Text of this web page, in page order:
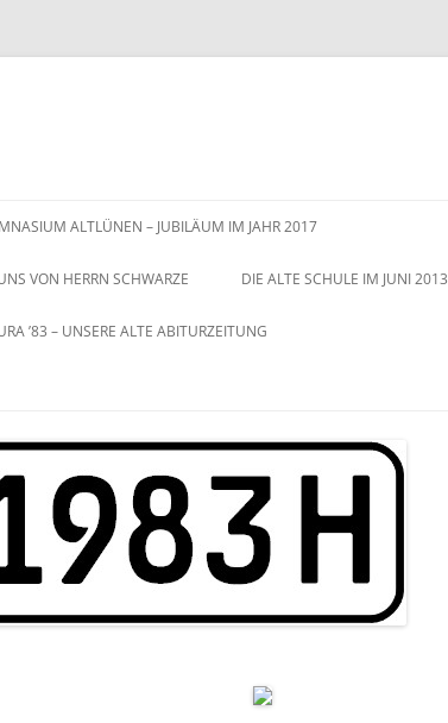
ALTLÜNEN – JUBILÄUM IM JAHR 2017
VON HERRN SCHWARZE DIE ALTE SCHULE IM JUNI 2013
’83 – UNSERE ALTE ABITURZEITUNG